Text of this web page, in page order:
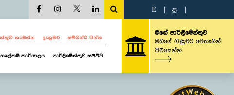
E த
නරඹන්න දැනුමට සම්බන්ධ වන්න
කාර්යාලය පාර්ලිමේන්තුව සජීවීව
මගේ පාර්ලිමේන්තුව
ඔබගේ ගිණුමට මෙතැනින්
පිවිසෙන්න